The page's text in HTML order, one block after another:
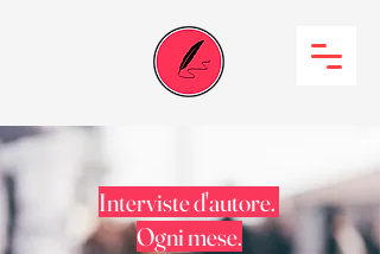
Interviste d'autore.
Ogni mese.